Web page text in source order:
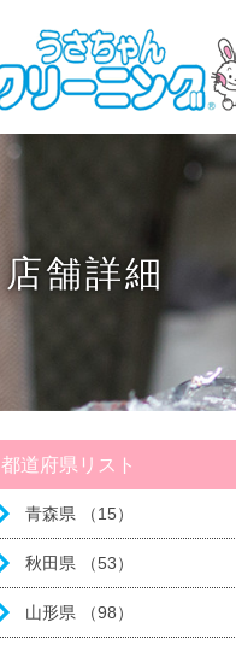
店舗詳細
都道府県リスト
青森県 （15）
秋田県 （53）
山形県 （98）